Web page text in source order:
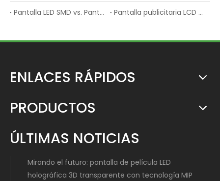
Pantalla LED SMD vs. Pantalla LED de inmersión Pantalla publicitaria LCD vs. Pantalla publicitaria LED
ENLACES RÁPIDOS
PRODUCTOS
ÚLTIMAS NOTICIAS
Mirando el futuro: pantalla de película LED
holográfica 3D transparente con tecnología MIP